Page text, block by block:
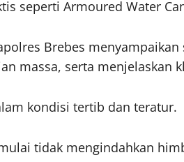
seperti Armoured Water
Brebes
massa, serta menjelaskan
kondisi tertib dan teratur.
tidak mengindahkan